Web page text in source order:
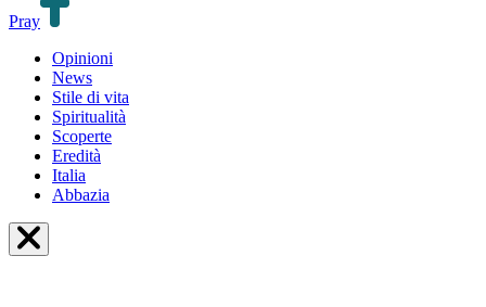
Pray
Opinioni
News
Stile di vita
Spiritualità
Scoperte
Eredità
Italia
Abbazia